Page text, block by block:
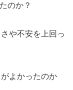
のか？
や不安を上回っ
よかったのか